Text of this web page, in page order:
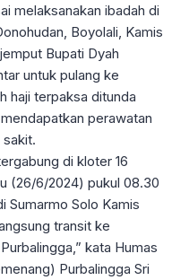
melaksanakan ibadah di
Boyolali, Kamis
Bupati Dyah
untuk pulang ke
haji terpaksa ditunda
perawatan
sakit.
di kloter 16
(26/6/2024) pukul 08.30
Sumarmo Solo Kamis
transit ke
kata Humas
Purbalingga Sri